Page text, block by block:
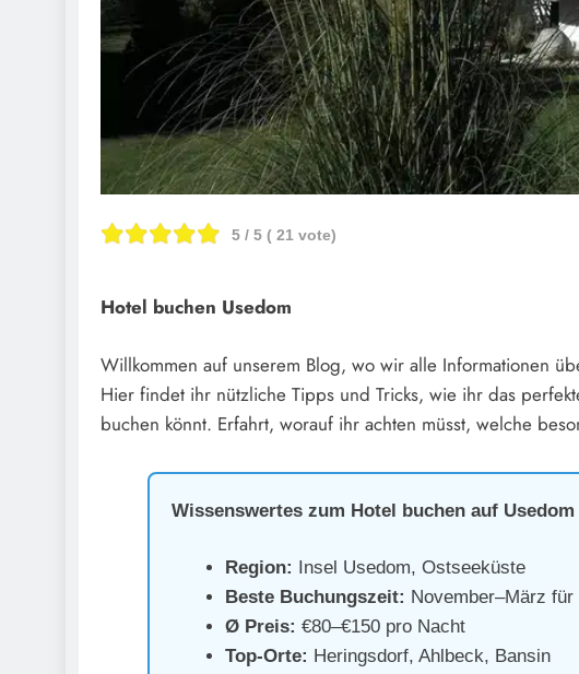
5 / 5 ( 21 vote)
Hotel buchen Usedom
Willkommen auf unserem Blog, wo wir alle Informationen
Hier findet ihr nützliche Tipps und Tricks, wie ihr das
buchen könnt. Erfahrt, worauf ihr achten müsst, welche
Wissenswertes zum Hotel buchen auf Usedom
Region: Insel Usedom, Ostseeküste
Beste Buchungszeit: November–März
Ø Preis: €80–€150 pro Nacht
Top-Orte: Heringsdorf, Ahlbeck, Bansin